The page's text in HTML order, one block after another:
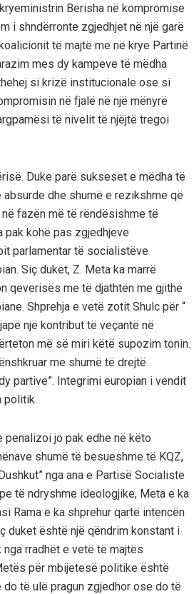
Berisha në kompromise
i shndërronte zgjedhjet në një garë
të majtë me në krye Partinë
mes dy kampeve të mëdha
si krizë institucionale ose si
në fjalë në një mënyrë
të nivelit të njëjtë tregoi
Duke parë sukseset e mëdha të
dhe shumë e rezikshme që
fazën më të rëndësishme të
pak kohë pas zgjedhjeve
parlamentar të socialistëve
Siç duket, Z. Meta ka marrë
qeverisës me të djathtën me gjithë
Shprehja e vetë zotit Shulc për “
një kontribut të veçantë në
më së miri këtë supozim tonin.
me shumë të drejtë
partive”. Integrimi europian i vendit
politik.
jo pak edhe në këto
shumë të besueshme të KQZ,
nga ana e Partisë Socialiste
të ndryshme ideologjike, Meta e ka
Rama e ka shprehur qartë intencën
duket është një qëndrim konstant i
rradhët e vetë të majtës
për mbijetesë politike është
të ulë pragun zgjedhor ose do të